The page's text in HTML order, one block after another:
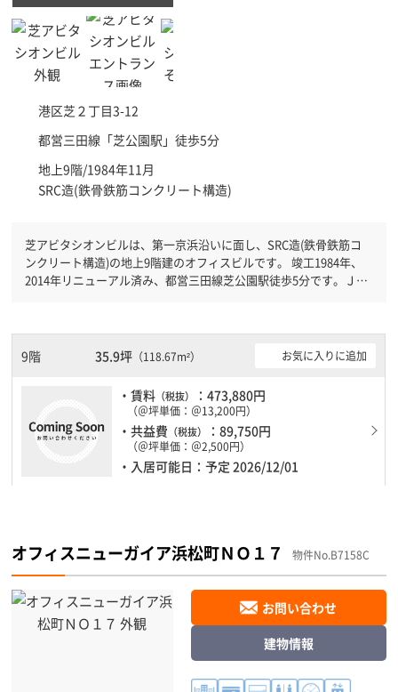
港区芝２丁目3-12
都営三田線「芝公園駅 」徒歩5分
地上9階/1984年11月
SRC造(鉄骨鉄筋コンクリート構造)
芝アビタシオンビルは、第一京浜沿いに面し、SRC造(鉄骨鉄筋コ
ンクリート構造)の地上9階建のオフィスビルです。 竣工1984年、
2014年リニューアル済み、都営三田線芝公園駅徒歩5分です。ＪＲ
たしておりますので、地震対策を検討されている方にオススメで
す。土日・祝日も利用可能になりますので自由に出入りが出来ま
9階 35.9坪 （118.67m²） お気に入りに追加
・賃料 （税抜） ：473,880円
（＠坪単価：＠13,200円）
・共益費 （税抜） ：89,750円
（＠坪単価：＠2,500円）
・入居可能日：予定 2026/12/01
オフィスニューガイア浜松町ＮＯ１７ 物件No.B7158C
お問い合わせ
建物情報